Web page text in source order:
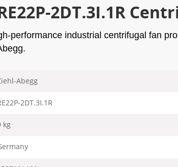
2DT.3I.1R
performance industrial centrifugal fan
Abegg
2DT.3I.1R
kg